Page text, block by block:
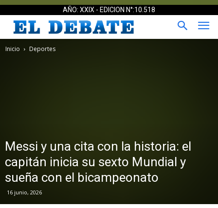
AÑO: XXIX - EDICION N°:10.518
Inicio Deportes
Messi y una cita con la historia: el
capitán inicia su sexto Mundial y
sueña con el bicampeonato
16 junio, 2026